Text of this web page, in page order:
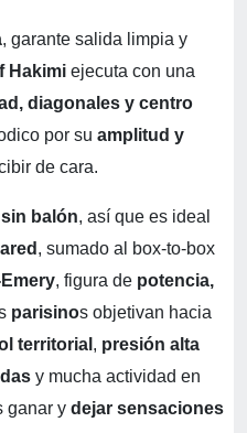
, garante salida limpia y
Hakimi ejecuta con una
diagonales y centro
por su amplitud y
de cara.
balón, así que es ideal
, sumado al box-to-box
, figura de potencia,
parisinos objetivan hacia
territorial , presión alta
y mucha actividad en
ganar y dejar sensaciones